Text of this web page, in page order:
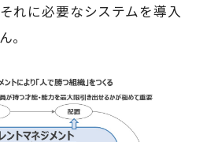
れに必要なシステムを導入
。